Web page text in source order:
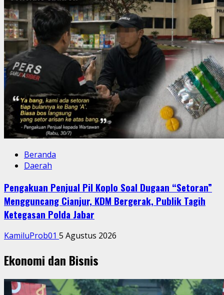
Beranda
Daerah
Pengakuan Penjual Pil Koplo Soal Dugaan “Setoran”
Mengguncang Cianjur, KDM Bergerak, Publik Tagih
Ketegasan Polda Jabar
KamiluProb01 5 Agustus 2026
Ekonomi dan Bisnis